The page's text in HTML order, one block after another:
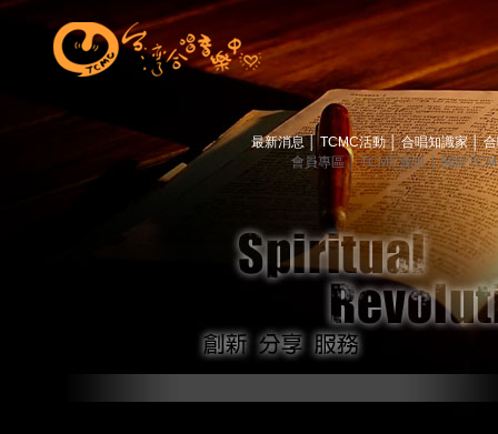
最新消息 TCMC活動│ 合唱知識家│
會員專區│ TCMC會訊│ 關於